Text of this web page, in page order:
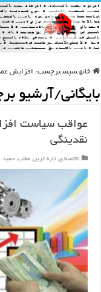
خانه سپس برچسب: افزایش
بایگانی/آرشیو
عواقب سیاست
نقدینگی
اقتصادی, تازه ترین مطلب, حمید